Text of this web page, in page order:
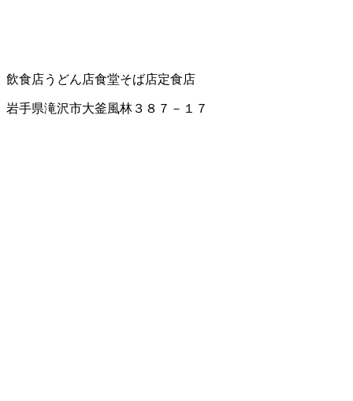
飲食店うどん店食堂そば店定食店
岩手県滝沢市大釜風林３８７－１７